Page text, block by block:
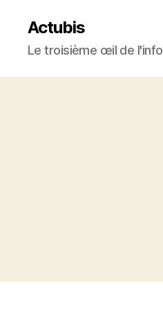
Actubis
Le troisième œil de l'info